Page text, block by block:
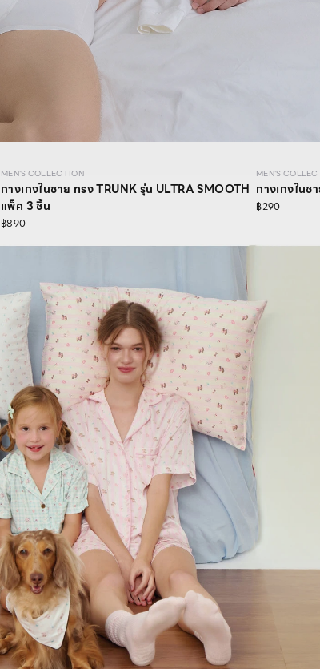
MEN'S COLLECTION
กางเกงในชาย ทรง TRUNK รุ่น ULTRA SMOOTH
แพ็ค 3 ชิ้น
฿890
MEN'S
กางเกงในช
฿290